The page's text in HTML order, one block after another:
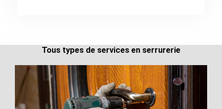
Tous types de services en serrurerie